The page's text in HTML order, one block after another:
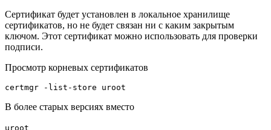
Сертификат будет установлен в локальное хранилище
сертификатов, но не будет связан ни с каким закрытым
ключом. Этот сертификат можно использовать для проверки
подписи.
Просмотр корневых сертификатов
certmgr -list -store uroot
В более старых версиях вместо
uroot